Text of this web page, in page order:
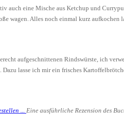
auch eine Mische aus Ketchup und
Alles noch einmal kurz aufkochen
aufgeschnittenen Rindswürste, ich
lasse ich mir ein frisches
... Eine ausführliche Rezension des